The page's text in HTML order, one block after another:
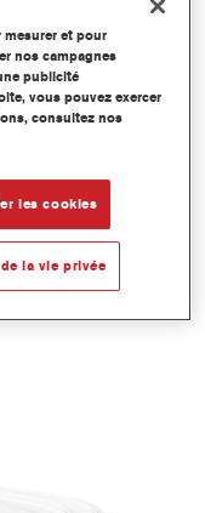
est formulé pour
dans des conditions
et pour
nos campagnes
publicité
vous pouvez exercer
consultez nos
les cookies
la vie privée